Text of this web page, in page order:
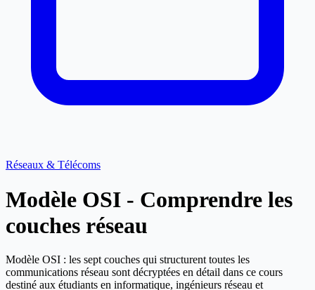
Réseaux & Télécoms
Modèle OSI - Comprendre les
couches réseau
Modèle OSI : les sept couches qui structurent toutes les
communications réseau sont décryptées en détail dans ce cours
destiné aux étudiants en informatique, ingénieurs réseau et